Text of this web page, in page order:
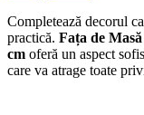
Completează decorul
practică. Fața de
cm oferă un aspect
care va atrage toate